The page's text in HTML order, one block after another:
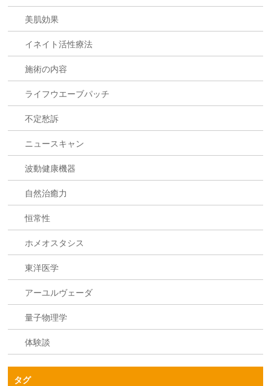
美肌効果
イネイト活性療法
施術の内容
ライフウエーブパッチ
不定愁訴
ニュースキャン
波動健康機器
自然治癒力
恒常性
ホメオスタシス
東洋医学
アーユルヴェーダ
量子物理学
体験談
タグ